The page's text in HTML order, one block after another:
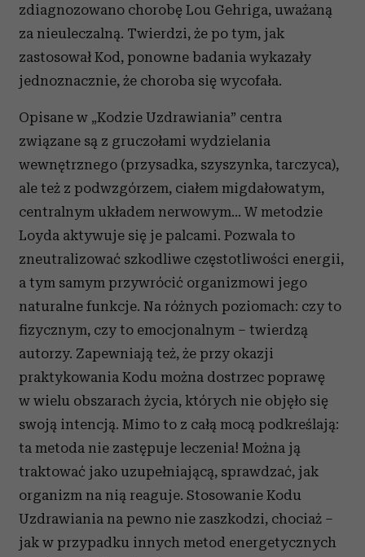
zdiagnozowano chorobę Lou Gehriga, uważaną
za nieuleczalną. Twierdzi, że po tym, jak
zastosował Kod, ponowne badania wykazały
jednoznacznie, że choroba się wycofała.
Opisane w „Kodzie Uzdrawiania” centra
związane są z gruczołami wydzielania
wewnętrznego (przysadka, szyszynka, tarczyca),
ale też z podwzgórzem, ciałem migdałowatym,
centralnym układem nerwowym... W metodzie
Loyda aktywuje się je palcami. Pozwala to
zneutralizować szkodliwe częstotliwości energii,
a tym samym przywrócić organizmowi jego
naturalne funkcje. Na różnych poziomach: czy to
fizycznym, czy to emocjonalnym – twierdzą
autorzy. Zapewniają też, że przy okazji
praktykowania Kodu można dostrzec poprawę
w wielu obszarach życia, których nie objęło się
swoją intencją. Mimo to z całą mocą podkreślają:
ta metoda nie zastępuje leczenia! Można ją
traktować jako uzupełniającą, sprawdzać, jak
organizm na nią reaguje. Stosowanie Kodu
Uzdrawiania na pewno nie zaszkodzi, chociaż –
jak w przypadku innych metod energetycznych